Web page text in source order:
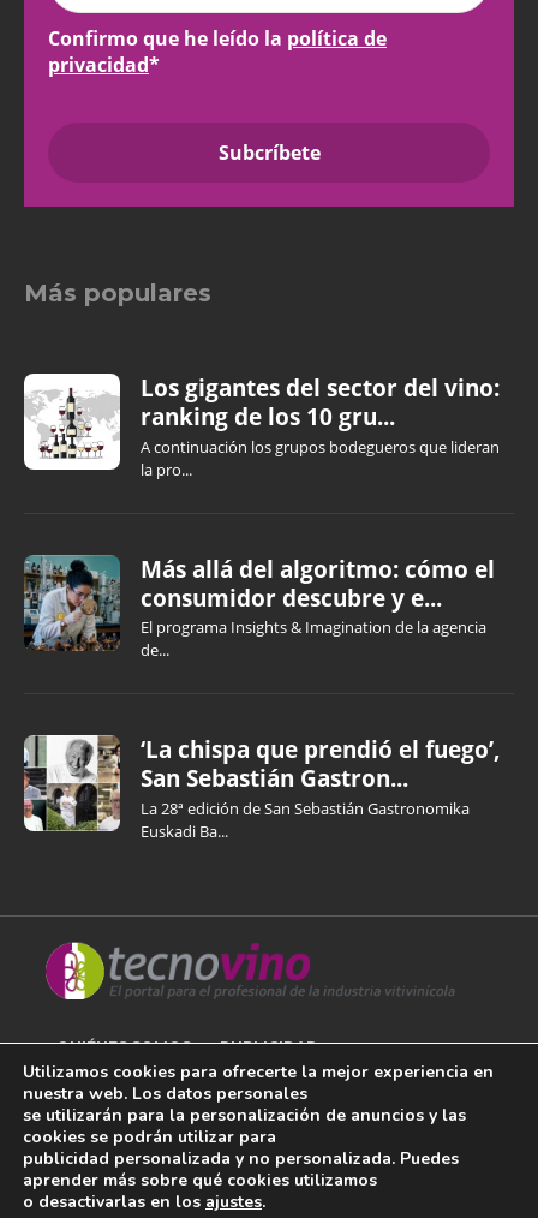
Confirmo que he leído la política de
privacidad*
Más populares
Los gigantes del sector del vino:
ranking de los 10 gru...
A continuación los grupos bodegueros que lideran
la pro...
Más allá del algoritmo: cómo el
consumidor descubre y e...
El programa Insights & Imagination de la agencia
de...
‘La chispa que prendió el fuego’,
San Sebastián Gastron...
La 28ª edición de San Sebastián Gastronomika
Euskadi Ba...
QUIÉNES SOMOS PUBLICIDAD
AVISO LEGAL
POLÍTICA DE COOKIES
POLÍTICA DE PRIVACIDAD
Utilizamos cookies para ofrecerte la mejor experiencia en
nuestra web. Los datos personales
se utilizarán para la personalización de anuncios y las
cookies se podrán utilizar para
publicidad personalizada y no personalizada. Puedes
aprender más sobre qué cookies utilizamos
o desactivarlas en los ajustes.